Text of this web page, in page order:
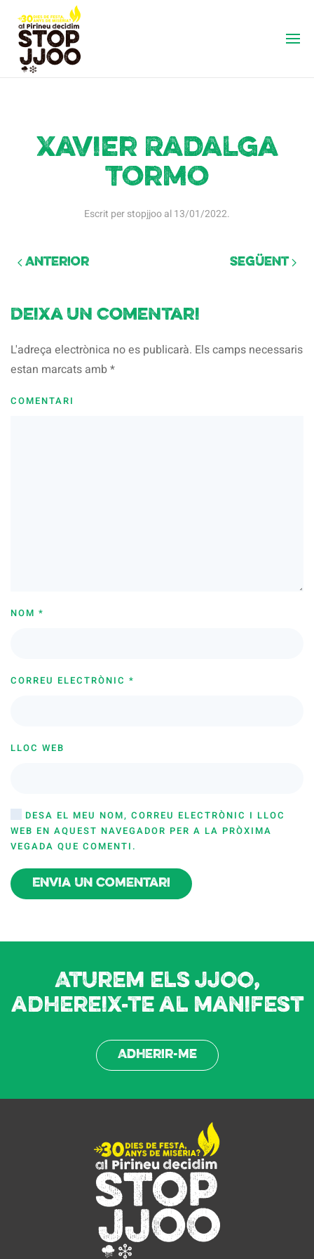
Xavier Radalga
Tormo
Escrit perstopjjooal13/01/2022.
Anterior Següent
Deixa un comentari
L'adreça electrònica no es publicarà. Els camps necessaris
estan marcats amb*
COMENTARI
NOM *
CORREU ELECTRÒNIC *
LLOC WEB
DESA EL MEU NOM, CORREU ELECTRÒNIC I LLOC
WEB EN AQUEST NAVEGADOR PER A LA PRÒXIMA
VEGADA QUE COMENTI.
Envia un comentari
Aturem els JJOO,
adhereix-te al manifest
Adherir-me